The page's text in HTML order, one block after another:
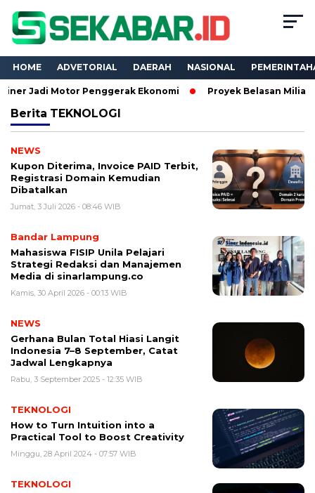
HOME ADVETORIAL DAERAH NASIONAL
Motor Penggerak Ekonomi Proyek Belasan Miliar Dinas
Berita TEKNOLOGI
NEWS
Kupon Diterima, Invoice PAID Terbit,
Registrasi Domain Kemudian
Dibatalkan
Jumat, 3 Juli 2026 - 08:46 WIB
Bandar Lampung
Mahasiswa FISIP Unila Pelajari
Strategi Redaksi dan Manajemen
Media di sinarlampung.co
Kamis, 30 April 2026 - 00:13 WIB
NEWS
Gerhana Bulan Total Hiasi Langit
Indonesia 7–8 September, Catat
Jadwal Lengkapnya
Rabu, 3 September 2025 - 12:35 WIB
TEKNOLOGI
How to Turn Intuition into a
Practical Tool to Boost Creativity
Minggu, 28 April 2024 - 07:57 WIB
TEKNOLOGI